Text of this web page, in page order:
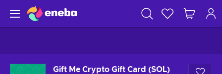
Gift Me Crypto Gift Card (SOL)